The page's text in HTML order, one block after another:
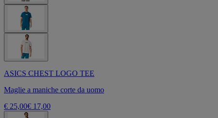
ASICS CHEST LOGO TEE
Maglie a maniche corte da uomo
€ 25,00€ 17,00